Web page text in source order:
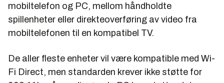
mobiltelefon og PC, mellom håndholdte
spillenheter eller direkteoverføring av video fra
mobiltelefonen til en kompatibel TV.
De aller fleste enheter vil være kompatible med Wi-
Fi Direct, men standarden krever ikke støtte for